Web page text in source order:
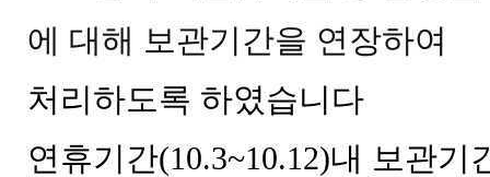
에 대해 보관기간을 연장하여
처리하도록 하였습니다
연휴기간(10.3~10.12)내 보관기